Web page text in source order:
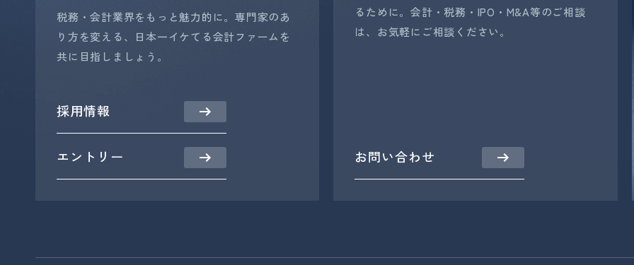
税務・会計業界をもっと魅力的に。専門家のあ
り方を変える、日本一イケてる会計ファームを
共に目指しましょう。
採用情報
エントリー
るために。会計・税務・IPO・M&A等のご相談
は、お気軽にご相談ください。
お問い合わせ